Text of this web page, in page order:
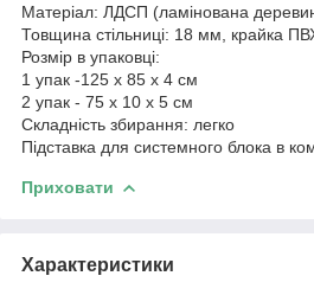
Матеріал: ЛДСП (ламінована
Товщина стільниці: 18 мм, крайка
Розмір в упаковці:
1 упак -125 х 85 х 4 см
2 упак - 75 х 10 х 5 см
Складність збирання: легко
Підставка для системного блока в
Приховати
Характеристики